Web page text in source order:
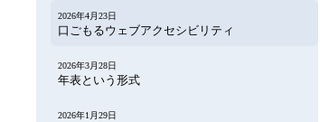
2026年4月23日
口ごもるウェブアクセシビリティ
2026年3月28日
年表という形式
2026年1月29日